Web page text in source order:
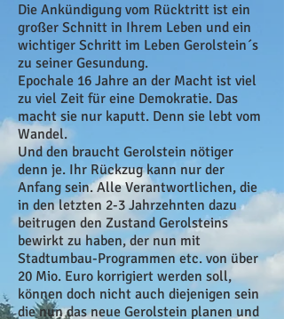
Die Ankündigung vom Rücktritt ist ein
großer Schnitt in Ihrem Leben und ein
wichtiger Schritt im Leben Gerolstein´s
zu seiner Gesundung.
Epochale 16 Jahre an der Macht ist viel
zu viel Zeit für eine Demokratie. Das
macht sie nur kaputt. Denn sie lebt vom
Wandel.
Und den braucht Gerolstein nötiger
denn je. Ihr Rückzug kann nur der
Anfang sein. Alle Verantwortlichen, die
in den letzten 2-3 Jahrzehnten dazu
beitrugen den Zustand Gerolsteins
bewirkt zu haben, der nun mit
Stadtumbau-Programmen etc. von über
20 Mio. Euro korrigiert werden soll,
können doch nicht auch diejenigen sein
die nun das neue Gerolstein planen und